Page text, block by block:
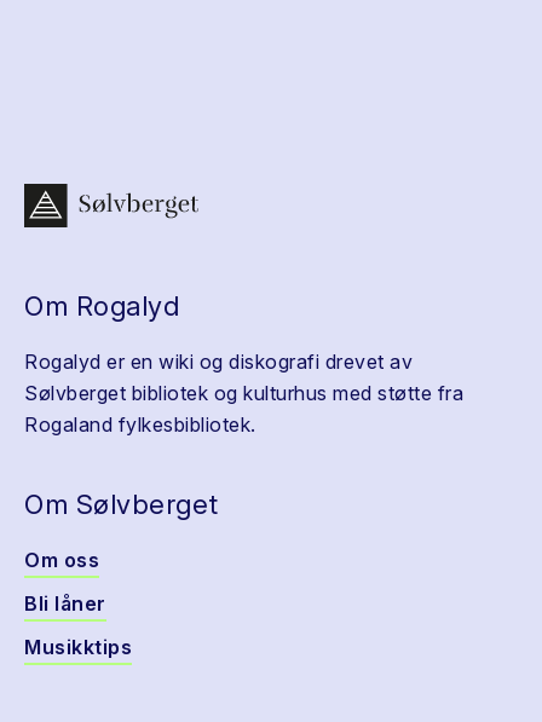
Om Rogalyd
Rogalyd er en wiki og diskografi drevet av
Sølvberget bibliotek og kulturhus med støtte fra
Rogaland fylkesbibliotek.
Om Sølvberget
Om oss
Bli låner
Musikktips